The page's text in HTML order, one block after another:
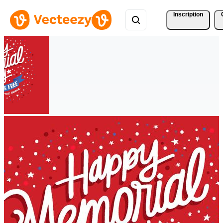
Inscription